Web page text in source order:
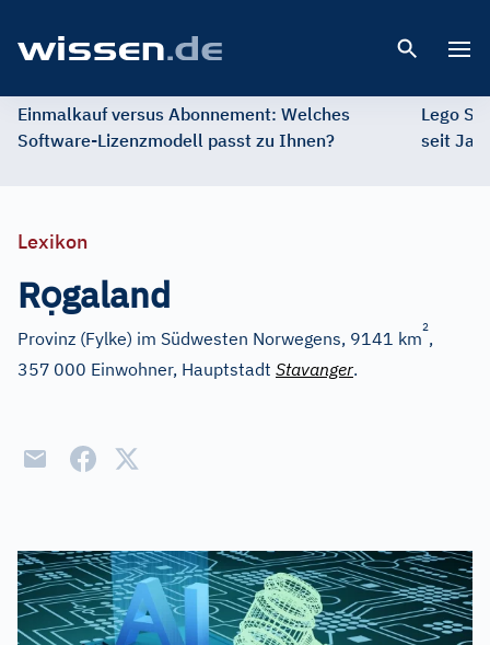
Einmalkauf versus Abonnement: Welches
Software-Lizenzmodell passt zu Ihnen?
Lego
seit
Lexikon
Rọgaland
Provinz (Fylke) im Südwesten Norwegens, 9141 km
2
,
357 000 Einwohner, Hauptstadt Stavanger.